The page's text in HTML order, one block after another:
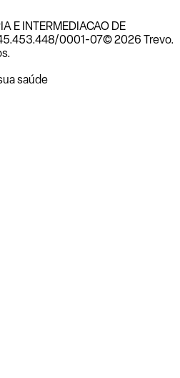
E INTERMEDIACAO DE
0001-07© 2026 Trevo.
saúde